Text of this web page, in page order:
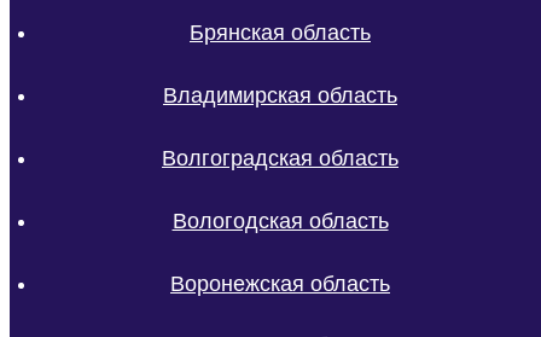
Брянская область
Владимирская область
Волгоградская область
Вологодская область
Воронежская область